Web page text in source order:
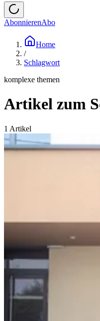
AbonnierenAbo
Home
/
Schlagwort
komplexe themen
Artikel zum
1 Artikel